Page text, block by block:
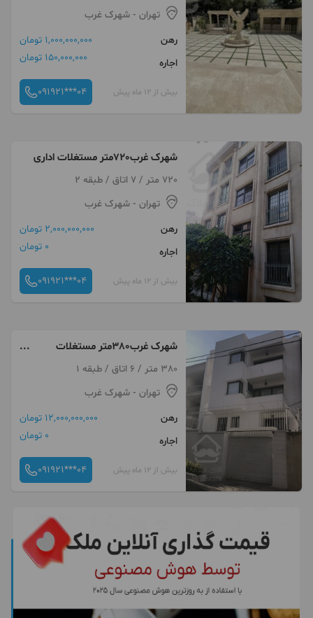
تهران - شهرک غرب
رهن
1,000,000,000 تومان
اجاره
150,000,000 تومان
بیش از 12 ماه پیش 091921***04
شهرک غرب720متر مستغلات اداری
720 متر / 7 اتاق / طبقه 2
تهران - شهرک غرب
رهن
2,000,000,000 تومان
اجاره
0 تومان
بیش از 12 ماه پیش 091921***04
شهرک غرب380متر مستغلات
موقعیت اداری
380 متر / 6 اتاق / طبقه 1
تهران - شهرک غرب
رهن
12,000,000,000 تومان
اجاره
0 تومان
بیش از 12 ماه پیش 091921***04